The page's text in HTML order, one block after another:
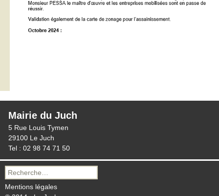
Mairie du Juch
5 Rue Louis Tymen
29100 Le Juch
Tel : 02 98 74 71 50
Recherche
pour :
Mentions légales